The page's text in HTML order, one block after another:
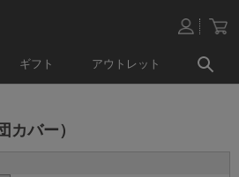
ギフト アウトレット
カバー）